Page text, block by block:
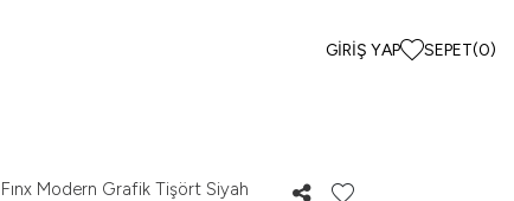
GIRIŞ YAP SEPET(0)
Fınx Modern Grafik Tişört Siyah